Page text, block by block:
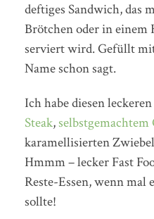
deftiges Sandwich, das
Brötchen oder in einem
serviert wird. Gefüllt
Name schon sagt.
Ich habe diesen
Steak,selbstgemachtem
karamellisierten
Hmmm – lecker Fast
Reste-Essen, wenn mal
sollte!